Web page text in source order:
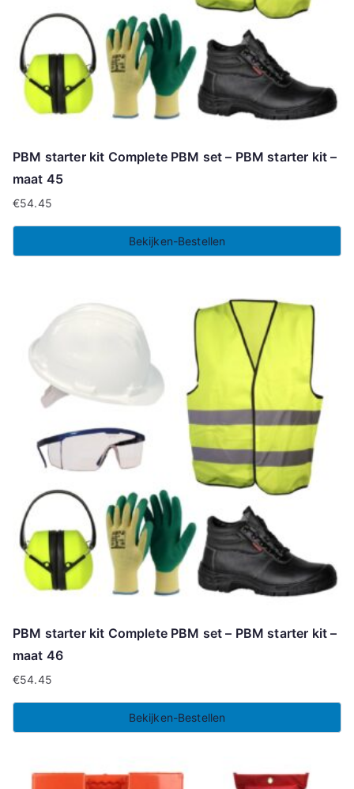
PBM starter kit Complete PBM set – PBM starter kit –
maat 45
€54.45
Bekijken-Bestellen
PBM starter kit Complete PBM set – PBM starter kit –
maat 46
€54.45
Bekijken-Bestellen